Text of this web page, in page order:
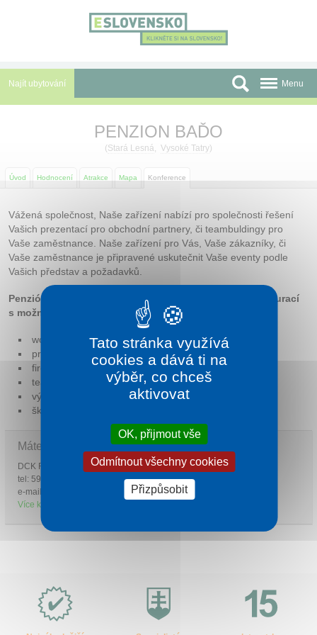
Najít ubytování
Autobusové zájezdy
Před cestou
Atrakce
O nás
Menu
PENZION BAĎO
(Stará Lesná, Vysoké Tatry)
Úvod Hodnocení Atrakce Mapa Konference
Vážená společnost, Naše zařízení nabízí pro společnosti řešení
Vašich prezentací pro obchodní partnery, či teambuldingy pro
Vaše zaměstnance. Naše zařízení pro Vás, Vaše zákazníky, či
Vaše zaměstnance je připravené uskutečnit Vaše eventy podle
Vašich představ a požadavků.
Penzión BAĎO disponuje konferenční místností a restaurací
s možností realizovat:
workshopy
prezentace
firemní oslavy
teambulidingy
výroční střetnutí
školení.
Máte zájem o skupinový pobyt nebo konferenci?
DCK Rekrea Ostrava, s.r.o.
tel: 596 112 301
e-mail:
Více kontaktů
Slovensko.cz?
Tato stránka využívá
cookies a dává ti na
výběr, co chceš
aktivovat
OK, přijmout vše
Odmítnout všechny cookies
Přizpůsobit